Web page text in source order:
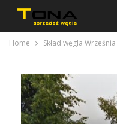
Home Skład węgla Września